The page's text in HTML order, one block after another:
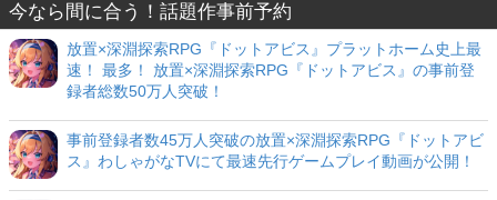
今なら間に合う！話題作事前予約
放置×深淵探索RPG『ドットアビス』プラットホーム史上最
速！ 最多！ 放置×深淵探索RPG『ドットアビス』の事前登
録者総数50万人突破！
事前登録者数45万人突破の放置×深淵探索RPG『ドットアビ
ス』わしゃがなTVにて最速先行ゲームプレイ動画が公開！